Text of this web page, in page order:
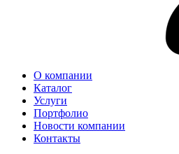
О компании
Каталог
Услуги
Портфолио
Новости компании
Контакты